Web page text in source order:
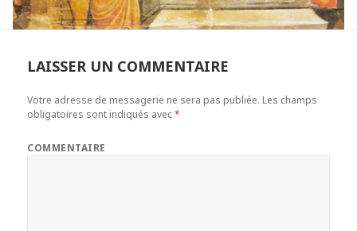
LAISSER UN COMMENTAIRE
Votre adresse de messagerie ne sera pas publiée. Les champs
obligatoires sont indiqués avec*
COMMENTAIRE